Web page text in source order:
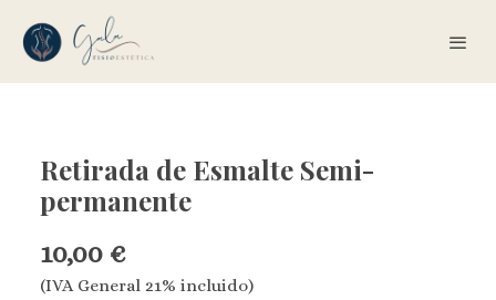
Retirada de Esmalte Semi-
permanente
10,00 €
(IVA General 21% incluido)